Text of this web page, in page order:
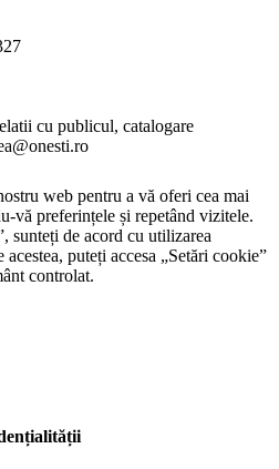
cu publicul, catalogare
web pentru a vă oferi cea mai
vă preferințele și repetând vizitele.
sunteți de acord cu utilizarea
puteți accesa „Setări cookie”
controlat.